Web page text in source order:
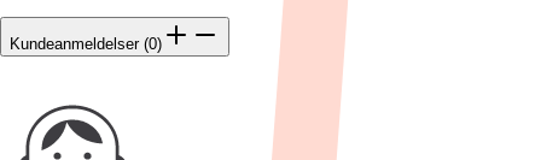
Kundeanmeldelser (0)